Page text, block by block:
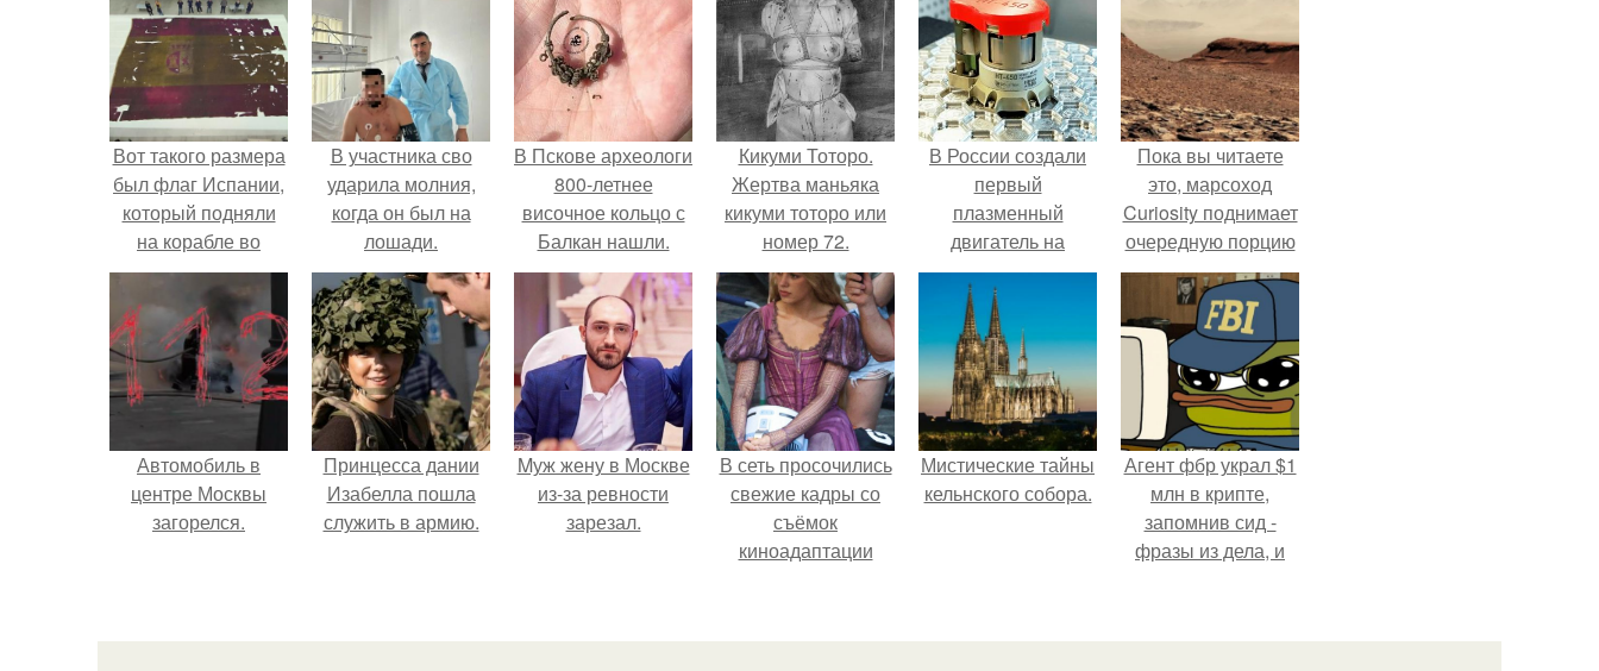
Вот такого размера
был флаг Испании,
который подняли
на корабле во
время
трафальгарского
сражения в 1805
году.
В участника сво
ударила молния,
когда он был на
лошади.
В Пскове археологи
800-летнее
височное кольцо с
Балкан нашли.
Кикуми Тоторо.
Жертва маньяка
кикуми тоторо или
номер 72.
В России создали
первый
плазменный
двигатель на
криптоне.
Пока вы читаете
это, марсоход
Curiosity поднимает
очередную порцию
красной пыли. 6.
Автомобиль в
центре Москвы
загорелся.
Принцесса дании
Изабелла пошла
служить в армию.
Mуж жену в Москве
из-за ревности
зарезал.
В сеть просочились
свежие кадры со
съёмок
киноадаптации
моментально
Мистические тайны
кельнского собора.
Агент фбр украл $1
млн в крипте,
запомнив сид -
фразы из дела, и
потратить.